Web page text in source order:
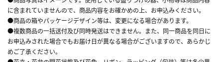
に含まれていませんので、商品内容をお確かめの上、お申込みください。
●商品の箱やパッケージデザイン等は、変更になる場合があります。
●複数商品の一括送付及び同時発送はできません。また、同一商品を同日に
お申込みされた場合でもお届け日が異なる場合がございますので、あらかじ
めご了承ください。